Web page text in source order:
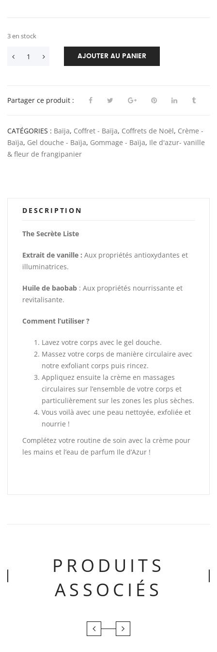
3 en stock
AJOUTER AU PANIER
Partager ce produit :
CATÉGORIES : Baïja, Coffret - Baïja, Coffrets de Noël, Crème -
Baïja, Gel douche - Baïja, Gommage - Baïja, Ile d'azur- vanille
& fleur de frangipanier
DESCRIPTION
The Secrète Liste
Extrait de vanille : Aux propriétés antioxydantes et
illuminatrices.
Huile de baobab : Aux propriétés nourrissante et
revitalisante.
Comment l’utiliser ?
Lavez votre corps avec le gel douche.
Massez votre corps de manière circulaire avec
notre exfoliant corps puis rincez.
Appliquez ensuite la crème en massages
circulaires sur l’ensemble de votre corps et
particulièrement sur les zones les plus sèches.
Vous voilà avec une peau nettoyée, exfoliée et
nourrie !
Complétez votre routine de soin avec la crème pour
les mains et l’eau de parfum Ile d’Azur !
PRODUITS
ASSOCIÉS